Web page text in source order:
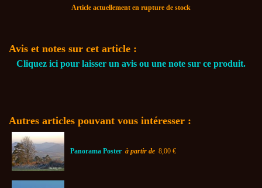
Article actuellement en rupture de stock
Avis et notes sur cet article :
Cliquez ici pour laisser un avis ou une note sur ce produit.
Autres articles pouvant vous intéresser :
Panorama Poster à partir de 8,00 €